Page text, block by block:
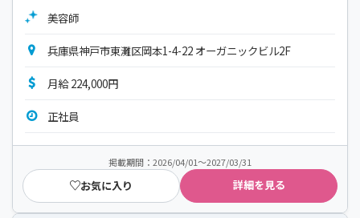
美容師
兵庫県神戸市東灘区岡本1-4-22 オーガニックビル2F
月給 224,000円
正社員
掲載期間：2026/04/01～2027/03/31
お気に入り 詳細を見る